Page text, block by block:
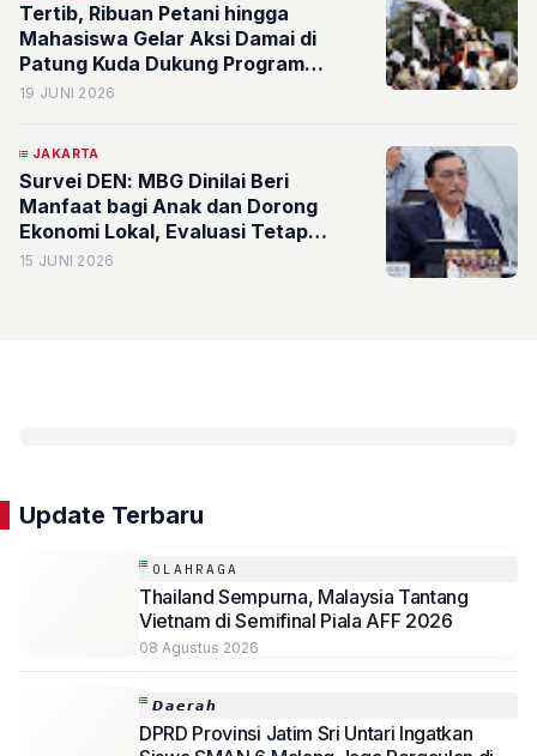
Tertib, Ribuan Petani hingga
Mahasiswa Gelar Aksi Damai di
Patung Kuda Dukung Program
Kerakyatan Prabowo
19 JUNI 2026
JAKARTA
Survei DEN: MBG Dinilai Beri
Manfaat bagi Anak dan Dorong
Ekonomi Lokal, Evaluasi Tetap
Diperlukan
15 JUNI 2026
Update Terbaru
OLAHRAGA
Thailand Sempurna, Malaysia Tantang
Vietnam di Semifinal Piala AFF 2026
08 Agustus 2026
𝘿𝙖𝙚𝙧𝙖𝙝
DPRD Provinsi Jatim Sri Untari Ingatkan